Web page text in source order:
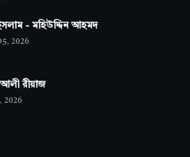
- মহিউদ্দিন আহমদ
2026
আলী রীয়াজ
2026